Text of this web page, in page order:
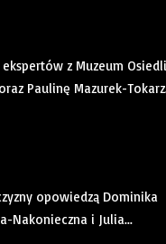
z Muzeum Osiedli
Paulinę Mazurek-
opowiedzą Dominika
Nakonieczna i Julia...